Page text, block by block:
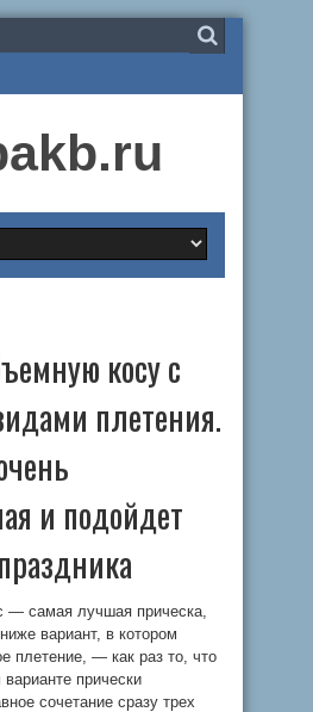
косу с
плетения.
и подойдет
— самая лучшая прическа,
вариант, в котором
плетение, — как раз то, что
прически
сочетание сразу трех